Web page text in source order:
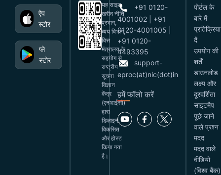
ऐप
स्टोर
प्ले
स्टोर
यह साइट
खरीद नीति
प्रभाग,
व्यय विभाग,
वित्त
मंत्रालय के
सहयोग से
राष्ट्रीय
सूचना
विज्ञान
केंद्र
(एनआईसी)
द्वारा
डिज़ाइन,
विकसित
और होस्ट
किया गया
है।
+91 0120-
4001002 | +91
0120-4001005 |
+91 0120-
4493395
support-
eproc(at)nic(dot)in
हमें फॉलो करें
पोर्टल के
बारे में
प्रतिक्रिया
दें
उपयोग की
शर्तें
डाउनलोड
लक्ष्य और
दूरदर्शिता
साइटमैप
पूछे जाने
वाले प्रश्न
मदद
मदद वाले
वीडियो
(विश्व बैंक)